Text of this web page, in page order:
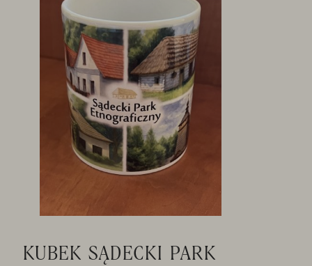
KUBEK SĄDECKI PARK